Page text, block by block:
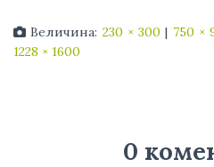
Величина: 230 × 300 | 750 ×
1228 × 1600
0